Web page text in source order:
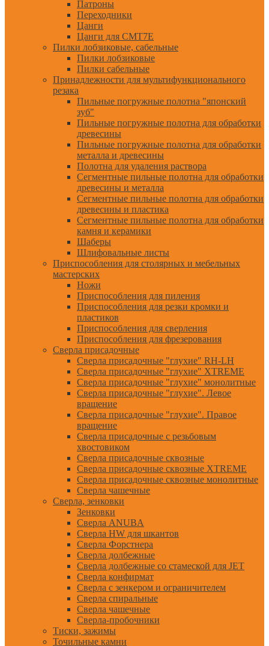
Патроны
Переходники
Цанги
Цанги для CMT7E
Пилки лобзиковые, сабельные
Пилки лобзиковые
Пилки сабельные
Принадлежности для мультифункционального
резака
Пильные погружные полотна "японский
зуб"
Пильные погружные полотна для обработки
древесины
Пильные погружные полотна для обработки
металла и древесины
Полотна для удаления раствора
Сегментные пильные полотна для обработки
древесины и металла
Сегментные пильные полотна для обработки
древесины и пластика
Сегментные пильные полотна для обработки
камня и керамики
Шаберы
Шлифовальные листы
Приспособления для столярных и мебельных
мастерских
Ножи
Приспособления для пиления
Приспособления для резки кромки и
пластиков
Приспособления для сверления
Приспособления для фрезерования
Сверла присадочные
Сверла присадочные "глухие" RH-LH
Сверла присадочные "глухие" XTREME
Сверла присадочные "глухие" монолитные
Сверла присадочные "глухие". Левое
вращение
Сверла присадочные "глухие". Правое
вращение
Сверла присадочные с резьбовым
хвостовиком
Сверла присадочные сквозные
Сверла присадочные сквозные XTREME
Сверла присадочные сквозные монолитные
Сверла чашечные
Сверла, зенковки
Зенковки
Сверла ANUBA
Сверла HW для шкантов
Сверла Форстнера
Сверла долбежные
Сверла долбежные со стамеской для JET
Сверла конфирмат
Сверла с зенкером и ограничителем
Сверла спиральные
Сверла чашечные
Сверла-пробочники
Тиски, зажимы
Точильные камни